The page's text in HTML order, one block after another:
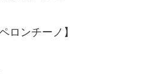
ロンチーノ】